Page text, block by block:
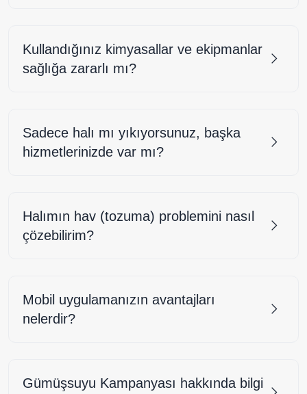
Kullandığınız kimyasallar ve ekipmanlar
sağlığa zararlı mı?
Sadece halı mı yıkıyorsunuz, başka
hizmetlerinizde var mı?
Halımın hav (tozuma) problemini nasıl
çözebilirim?
Mobil uygulamanızın avantajları
nelerdir?
Gümüşsuyu Kampanyası hakkında bilgi